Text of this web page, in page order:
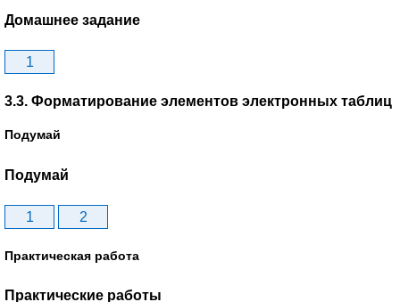
Домашнее задание
1
3.3. Форматирование элементов электронных таблиц
Подумай
Подумай
1 2
Практическая работа
Практические работы